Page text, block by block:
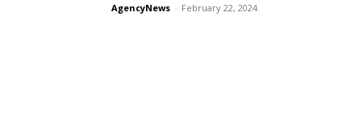
AgencyNews - February 22, 2024